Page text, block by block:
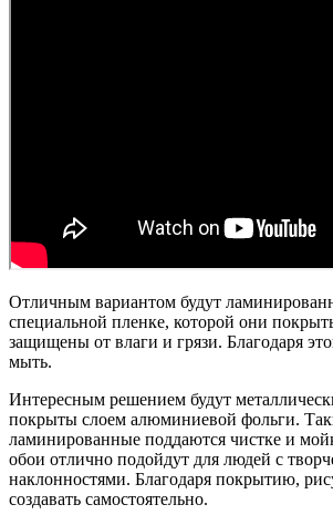
Отличным вариантом будут
специальной пленке, которой они
защищены от влаги и грязи. Благодаря
мыть.
Интересным решением будут
покрыты слоем алюминиевой фольги.
ламинированные поддаются чистке и
обои отлично подойдут для людей с
наклонностями. Благодаря покрытию,
создавать самостоятельно.